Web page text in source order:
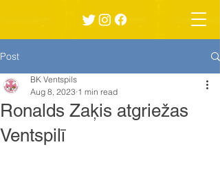
Post
Ronalds Zaķis atgriežas
Ventspilī
BK Ventspils
Aug 8, 2023 1 min read